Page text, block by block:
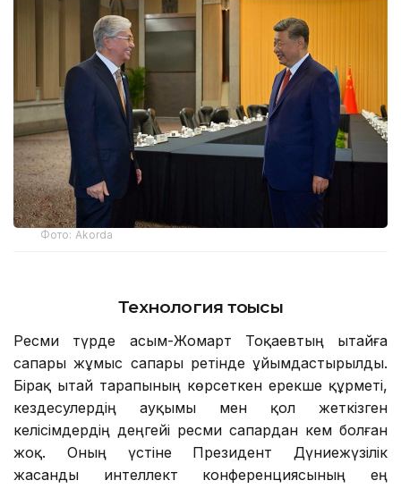
Фото: Аkorda
Технология тоғысы
Ресми түрде Қасым-Жомарт Тоқаевтың Қытайға
сапары жұмыс сапары ретінде ұйымдастырылды.
Бірақ Қытай тарапының көрсеткен ерекше құрметі,
кездесулердің ауқымы мен қол жеткізген
келісімдердің деңгейі ресми сапардан кем болған
жоқ. Оның үстіне Президент Дүниежүзілік
жасанды интеллект конференциясының ең